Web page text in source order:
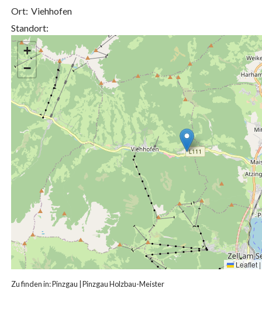
Ort: Viehhofen
Standort:
+
−
Leaflet |
Zu finden in:Pinzgau |Pinzgau Holzbau-Meister